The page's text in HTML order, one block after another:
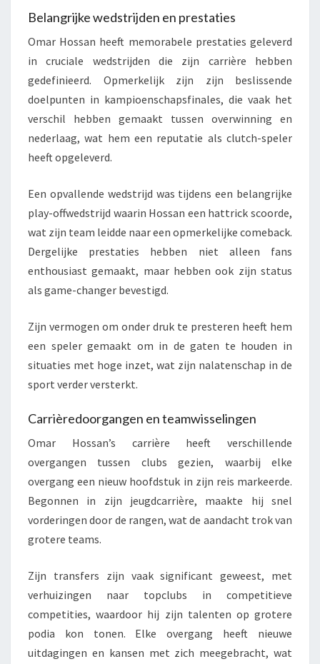
Belangrijke wedstrijden en prestaties
Omar Hossan heeft memorabele prestaties geleverd
in cruciale wedstrijden die zijn carrière hebben
gedefinieerd. Opmerkelijk zijn zijn beslissende
doelpunten in kampioenschapsfinales, die vaak het
verschil hebben gemaakt tussen overwinning en
nederlaag, wat hem een reputatie als clutch-speler
heeft opgeleverd.
Een opvallende wedstrijd was tijdens een belangrijke
play-offwedstrijd waarin Hossan een hattrick scoorde,
wat zijn team leidde naar een opmerkelijke comeback.
Dergelijke prestaties hebben niet alleen fans
enthousiast gemaakt, maar hebben ook zijn status
als game-changer bevestigd.
Zijn vermogen om onder druk te presteren heeft hem
een speler gemaakt om in de gaten te houden in
situaties met hoge inzet, wat zijn nalatenschap in de
sport verder versterkt.
Carrièredoorgangen en teamwisselingen
Omar Hossan’s carrière heeft verschillende
overgangen tussen clubs gezien, waarbij elke
overgang een nieuw hoofdstuk in zijn reis markeerde.
Begonnen in zijn jeugdcarrière, maakte hij snel
vorderingen door de rangen, wat de aandacht trok van
grotere teams.
Zijn transfers zijn vaak significant geweest, met
verhuizingen naar topclubs in competitieve
competities, waardoor hij zijn talenten op grotere
podia kon tonen. Elke overgang heeft nieuwe
uitdagingen en kansen met zich meegebracht, wat